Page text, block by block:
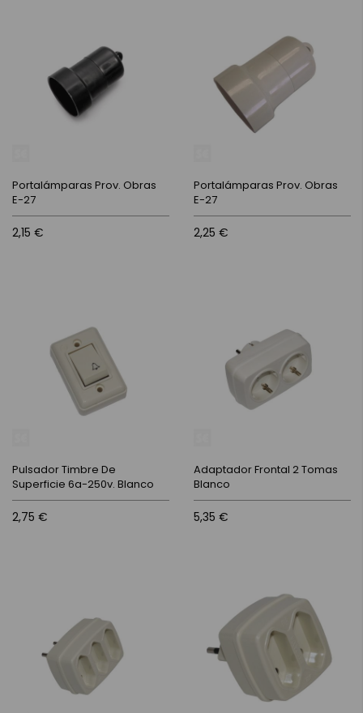
Portalámparas Prov. Obras
E-27
2,15 €
Portalámparas Prov. Obras
E-27
2,25 €
Pulsador Timbre De
Superficie 6a-250v. Blanco
2,75 €
Adaptador Frontal 2 Tomas
Blanco
5,35 €